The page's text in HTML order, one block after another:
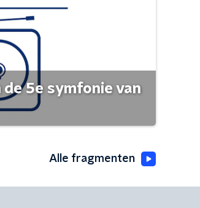
de 5e symfonie van
Alle fragmenten